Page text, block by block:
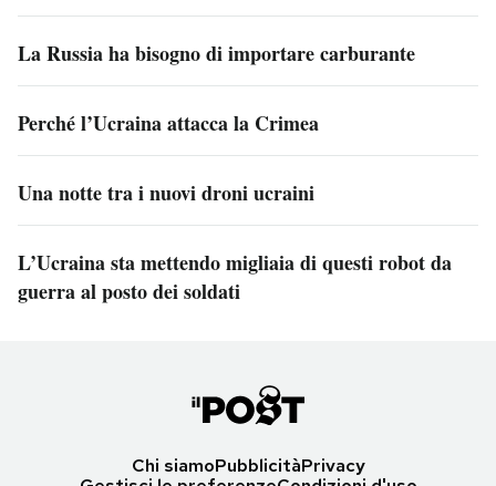
La Russia ha bisogno di importare carburante
Perché l’Ucraina attacca la Crimea
Una notte tra i nuovi droni ucraini
L’Ucraina sta mettendo migliaia di questi robot da
guerra al posto dei soldati
Chi siamoPubblicitàPrivacy